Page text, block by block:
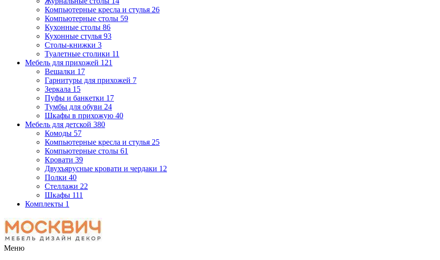
Компьютерные кресла и стулья 26
Компьютерные столы 59
Кухонные столы 86
Кухонные стулья 93
Столы-книжки 3
Туалетные столики 11
Мебель для прихожей 121
Вешалки 17
Гарнитуры для прихожей 7
Зеркала 15
Пуфы и банкетки 17
Тумбы для обуви 24
Шкафы в прихожую 40
Мебель для детской 380
Комоды 57
Компьютерные кресла и стулья 25
Компьютерные столы 61
Кровати 39
Двухъярусные кровати и чердаки 12
Полки 40
Стеллажи 22
Шкафы 111
Комплекты 1
Меню